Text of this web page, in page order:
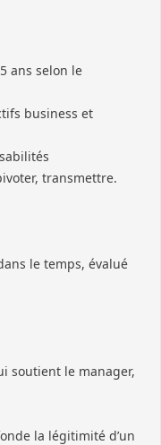
ans selon le
business et
transmettre.
le temps, évalué
soutient le manager,
la légitimité d’un